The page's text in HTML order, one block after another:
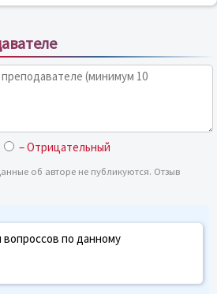
– Отрицательный
об авторе не публикуются. Отзыв
по данному